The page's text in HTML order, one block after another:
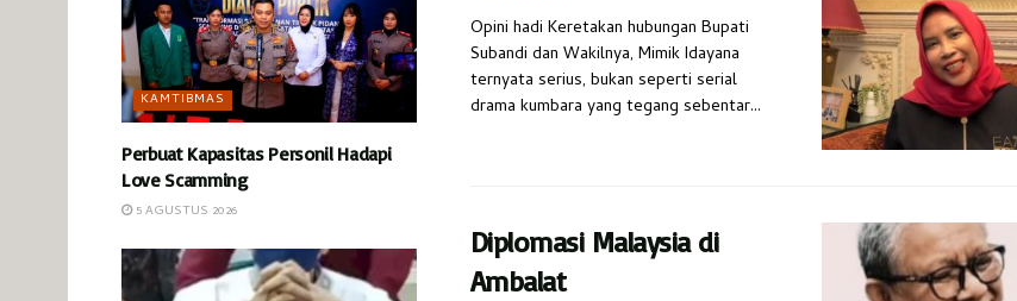
Opini hadi Keretakan hubungan Bupati
Subandi dan Wakilnya, Mimik Idayana
ternyata serius, bukan seperti serial
drama kumbara yang tegang sebentar...
Diplomasi Malaysia di
Ambalat
KAMTIBMAS
Perbuat Kapasitas Personil Hadapi
Love Scamming
5 AGUSTUS 2026